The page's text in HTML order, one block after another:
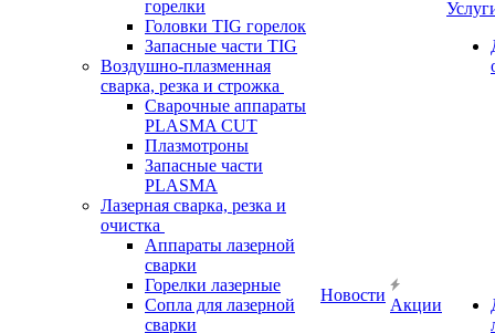
горелки
Головки TIG горелок
Запасные части TIG
Воздушно-плазменная
сварка, резка и строжка
Сварочные аппараты
PLASMA CUT
Плазмотроны
Запасные части
PLASMA
Лазерная сварка, резка и
очистка
Аппараты лазерной
сварки
Горелки лазерные
Сопла для лазерной
сварки
Новости
Акции